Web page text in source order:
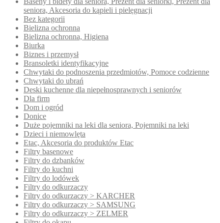
seniora, Akcesoria do kąpieli i pielęgnacji
Bez kategorii
Bielizna ochronna
Bielizna ochronna, Higiena
Biurka
Biznes i przemysł
Bransoletki identyfikacyjne
Chwytaki do podnoszenia przedmiotów, Pomoce codzienne
Chwytaki do ubrań
Deski kuchenne dla niepełnosprawnych i seniorów
Dla firm
Dom i ogród
Donice
Duże pojemniki na leki dla seniora, Pojemniki na leki
Dzieci i niemowlęta
Etac, Akcesoria do produktów Etac
Filtry basenowe
Filtry do dzbanków
Filtry do kuchni
Filtry do lodówek
Filtry do odkurzaczy
Filtry do odkurzaczy > KARCHER
Filtry do odkurzaczy > SAMSUNG
Filtry do odkurzaczy > ZELMER